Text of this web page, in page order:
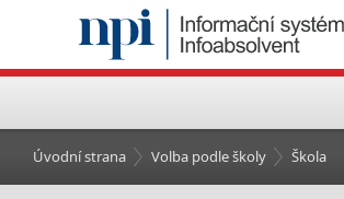
Úvodní strana Volba podle školy Škola